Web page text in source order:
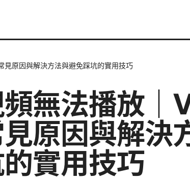
見原因與解決方法與避免踩坑的實用技巧
無法播放｜
原因與解決
實用技巧